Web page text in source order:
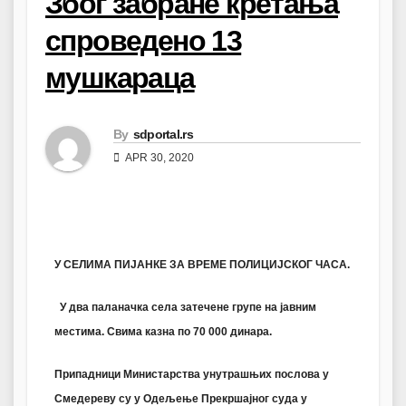
спроведено 13
мушкараца
By sdportal.rs
APR 30, 2020
У СЕЛИМА ПИЈАНКЕ ЗА ВРЕМЕ ПОЛИЦИЈСКОГ ЧАСА.
У два паланачка села затечене групе на јавним
местима. Свима казна по 70 000 динара.
Припадници Министарства унутрашњих послова у
Смедереву су у Одељење Прекршајног суда у